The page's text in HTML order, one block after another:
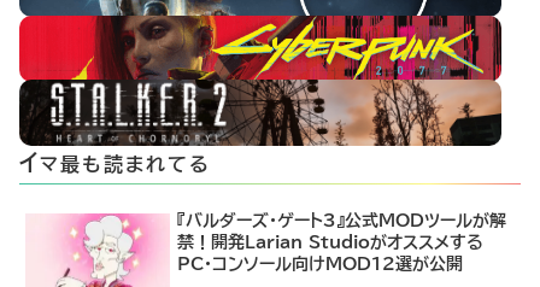
イマ最も読まれてる
『バルダーズ・ゲート3』公式MODツールが解
禁！開発Larian Studioがオススメする
PC・コンソール向けMOD12選が公開